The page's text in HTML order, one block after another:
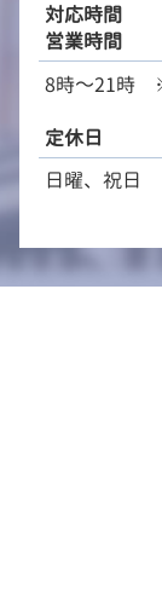
対応時間
営業時間
8時～21時
定休日
日曜、祝日